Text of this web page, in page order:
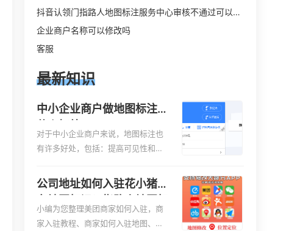
抖音认领门指路人地图标注服务中心审核不通过可以删除不
企业商户名称可以修改吗
客服
最新知识
中小企业商户做地图标注有
对于中小企业商户来说，地图标注也
有许多好处，包括：提高可见性和曝
置，可以增加商户的可见性和曝光
率。当潜在客户在地图上搜索相关服
务或产品时，能够快速找到标注的商
户位置，增加商户被发现的机会。方
公司地址如何入驻花小猪打
注服务中心铺如何入驻花小
小编为您整理美团商家如何入驻，商
家入驻教程、商家如何入驻地图、如